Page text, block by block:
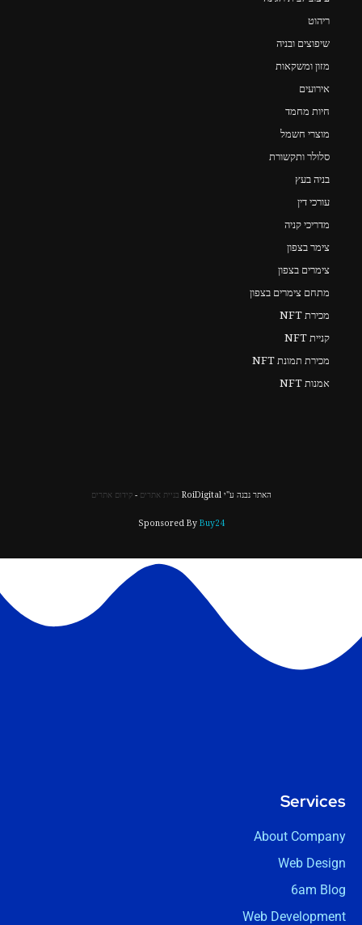
ריהוט
שיפוצים ובניה
מזון ומשקאות
אירועים
חיות מחמד
מוצרי חשמל
סלולר ותקשורת
בניה בעץ
עורכי דין
מדריכי קניה
צימר בצפון
צימרים בצפון
מתחם צימרים בצפון
מכירת NFT
קניית NFT
מכירת תמונת NFT
אמנות NFT
האתר נבנה ע"י RoiDigital בניית אתרים -קידום אתרים
Sponsored By Buy24
Services
About Company
Web Design
6am Blog
Web Development